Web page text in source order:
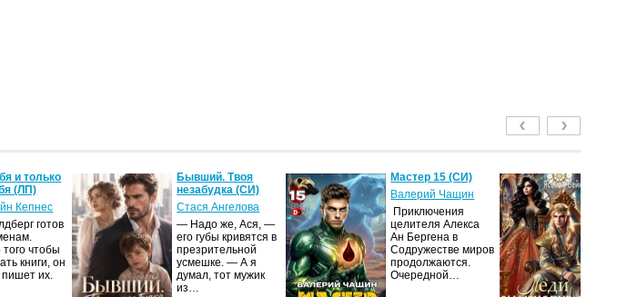
и только
(ЛП)
Кепнес
готов
того чтобы
книги, он
пишет их.
Бывший. Твоя
незабудка (СИ)
Стася Ангелова
— Надо же, Ася, —
его губы кривятся в
презрительной
усмешке. — А я
думал, тот мужик
из…
Мастер 15 (СИ)
Валерий Чащин
Приключения
целителя Алекса
Ан Бергена в
Содружестве миров
продолжаются.
Очередной…